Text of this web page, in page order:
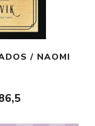
/ NAOMI